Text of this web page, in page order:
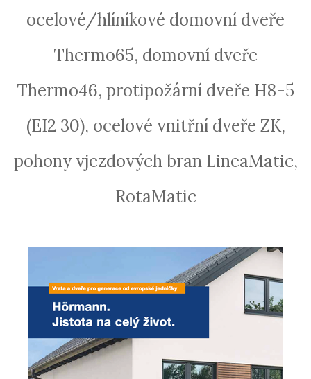
ocelové/hlíníkové domovní dveře
Thermo65, domovní dveře
Thermo46, protipožární dveře H8-5
(EI2 30), ocelové vnitřní dveře ZK,
pohony vjezdových bran LineaMatic,
RotaMatic